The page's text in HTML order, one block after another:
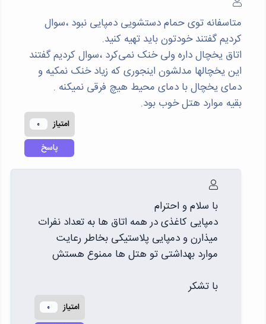
متاسفانه توی حمام دستشویی دمپایی نبود ،سوال
کردیم گفتند خودتون باید تهیه کنید.
اتاق یخچال داره ولی خنک نمی‌کرد ،سوال کردیم گفتند
این یخچالها مدلشون اینجوری که زیاد خنک نمکیه و
دمای یخچال با دمای محیط هیچ فرقی نمیکنه .
بقیه موارد هتل خوب بود.
امتياز 0
پاسخ
با سلام و احترام
دمپایی کاغذی در همه اتاق ها به تعداد نفرات
میذارن و دمپایی پلاستیکی بخاطر رعایت
موارد بهداشتی تو هتل ها ممنوع هستش
با تشکر
امتياز 0